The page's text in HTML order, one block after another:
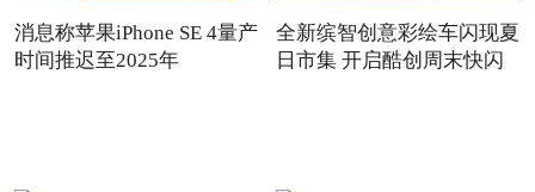
消息称苹果iPhone SE 4量产
时间推迟至2025年
全新缤智创意彩绘车闪现夏
日市集 开启酷创周末快闪